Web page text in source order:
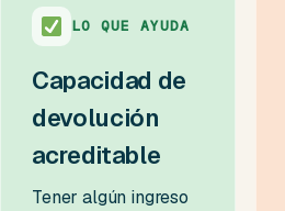
LO QUE AYUDA
Capacidad de
devolución
acreditable
Tener algún ingreso